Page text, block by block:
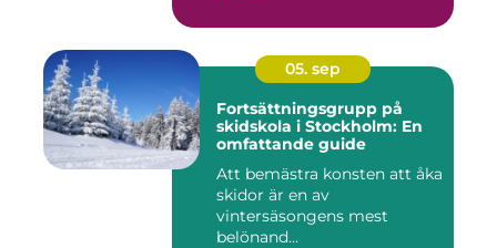
05. sep
Fortsättningsgrupp på
skidskola i Stockholm: En
omfattande guide
Att bemästra konsten att åka
skidor är en av
vintersäsongens mest
belönand...